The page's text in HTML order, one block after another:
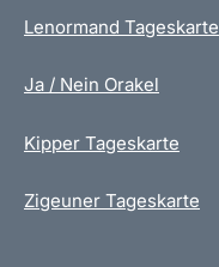
Lenormand Tageskarte
Ja / Nein Orakel
Kipper Tageskarte
Zigeuner Tageskarte